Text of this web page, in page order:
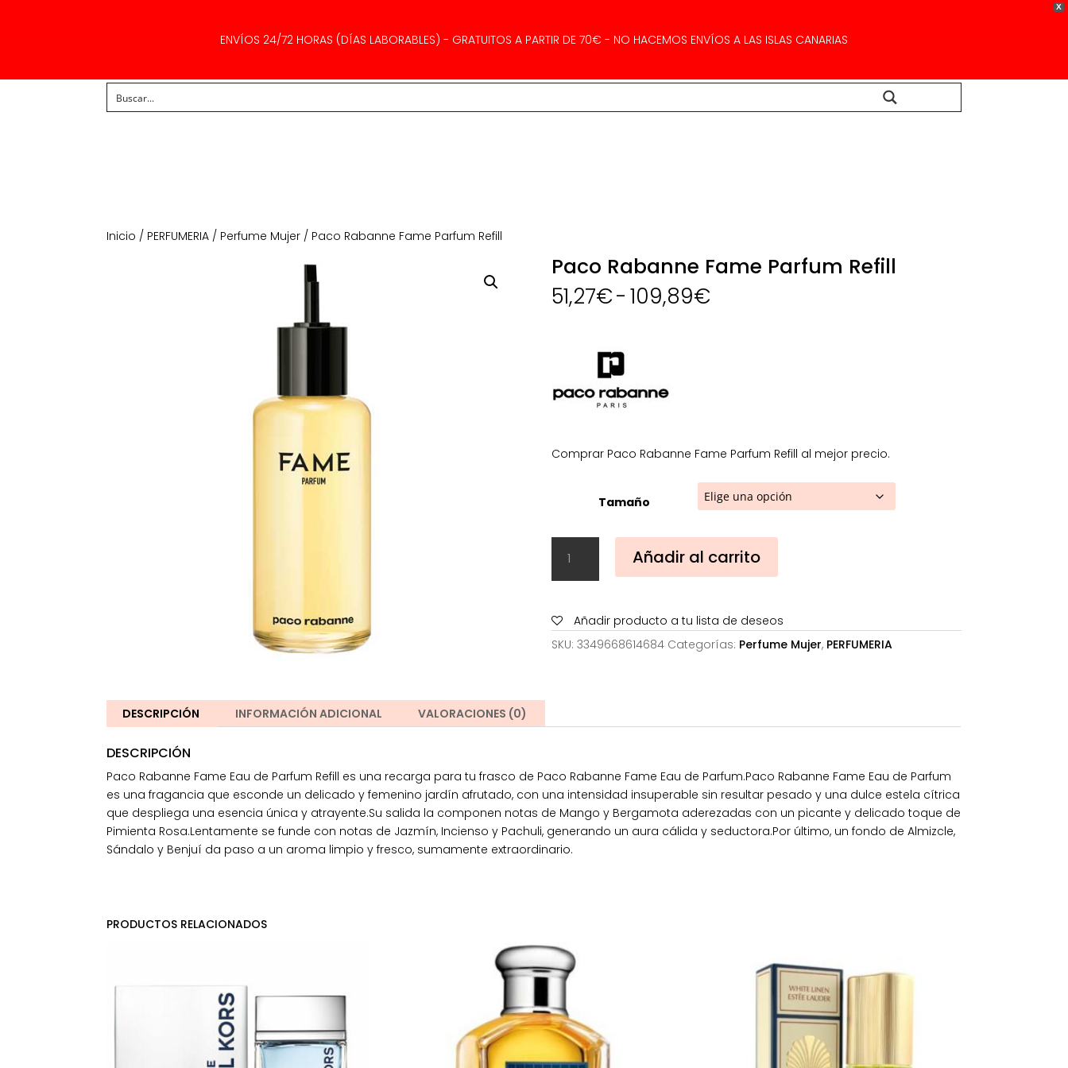
X
ENVÍOS 24/72 HORAS (DÍAS LABORABLES) - GRATUITOS A PARTIR DE 70€ - NO HACEMOS ENVÍOS A LAS ISLAS CANARIAS
Inicio / PERFUMERIA / Perfume Mujer / Paco Rabanne Fame Parfum Refill
Paco Rabanne Fame Parfum Refill
51,27€-109,89€Rango
Comprar Paco Rabanne Fame Parfum Refill al mejor precio.
Tamaño
Rabanne
Fame
Refill
cantidad
Añadir al carrito
Añadir producto a tu lista de deseos
SKU: 3349668614684 Categorías: Perfume Mujer, PERFUMERIA
DESCRIPCIÓN INFORMACIÓN ADICIONAL VALORACIONES (0)
DESCRIPCIÓN
Paco Rabanne Fame Eau de Parfum Refill es una recarga para tu frasco de Paco Rabanne Fame Eau de Parfum.Paco Rabanne Fame Eau de Parfum
es una fragancia que esconde un delicado y femenino jardín afrutado, con una intensidad insuperable sin resultar pesado y una dulce estela cítrica
que despliega una esencia única y atrayente.Su salida la componen notas de Mango y Bergamota aderezadas con un picante y delicado toque de
Pimienta Rosa.Lentamente se funde con notas de Jazmín, Incienso y Pachuli, generando un aura cálida y seductora.Por último, un fondo de Almizcle,
Sándalo y Benjuí da paso a un aroma limpio y fresco, sumamente extraordinario.
PRODUCTOS RELACIONADOS